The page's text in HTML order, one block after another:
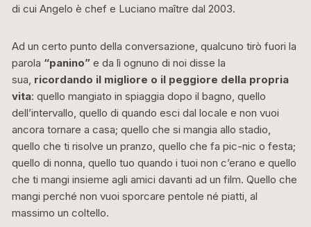
di cui Angelo è chef e Luciano maître dal 2003.
Ad un certo punto della conversazione, qualcuno tirò fuori la
parola “panino” e da lì ognuno di noi disse la
sua, ricordando il migliore o il peggiore della propria
vita: quello mangiato in spiaggia dopo il bagno, quello
dell’intervallo, quello di quando esci dal locale e non vuoi
ancora tornare a casa; quello che si mangia allo stadio,
quello che ti risolve un pranzo, quello che fa pic-nic o festa;
quello di nonna, quello tuo quando i tuoi non c’erano e quello
che ti mangi insieme agli amici davanti ad un film. Quello che
mangi perché non vuoi sporcare pentole né piatti, al
massimo un coltello.